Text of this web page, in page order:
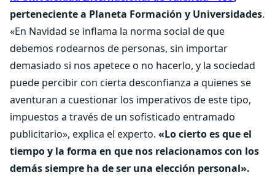
perteneciente a Planeta Formación y Universidades.
«En Navidad se inflama la norma social de que
debemos rodearnos de personas, sin importar
demasiado si nos apetece o no hacerlo, y la sociedad
puede percibir con cierta desconfianza a quienes se
aventuran a cuestionar los imperativos de este tipo,
impuestos a través de un sofisticado entramado
publicitario», explica el experto. «Lo cierto es que el
tiempo y la forma en que nos relacionamos con los
demás siempre ha de ser una elección personal».